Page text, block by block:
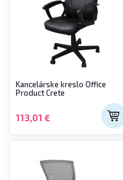
Kancelárske kreslo Office
Product Crete
113,01 €